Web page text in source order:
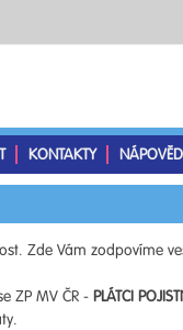
KONTAKTY
Zde Vám zodpovíme
ZP MV ČR - PLÁTCI